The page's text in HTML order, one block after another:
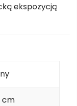
ekspozycją
cm